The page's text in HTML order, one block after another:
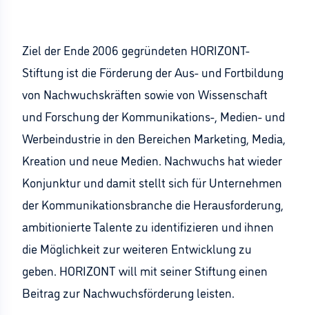
Ziel der Ende 2006 gegründeten HORIZONT-
Stiftung ist die Förderung der Aus- und Fortbildung
von Nachwuchskräften sowie von Wissenschaft
und Forschung der Kommunikations-, Medien- und
Werbeindustrie in den Bereichen Marketing, Media,
Kreation und neue Medien. Nachwuchs hat wieder
Konjunktur und damit stellt sich für Unternehmen
der Kommunikationsbranche die Herausforderung,
ambitionierte Talente zu identifizieren und ihnen
die Möglichkeit zur weiteren Entwicklung zu
geben. HORIZONT will mit seiner Stiftung einen
Beitrag zur Nachwuchsförderung leisten.